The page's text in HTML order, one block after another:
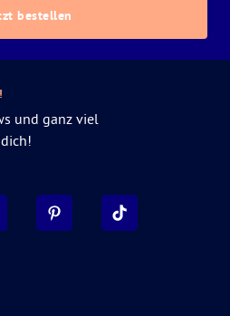
bestellen
und ganz viel